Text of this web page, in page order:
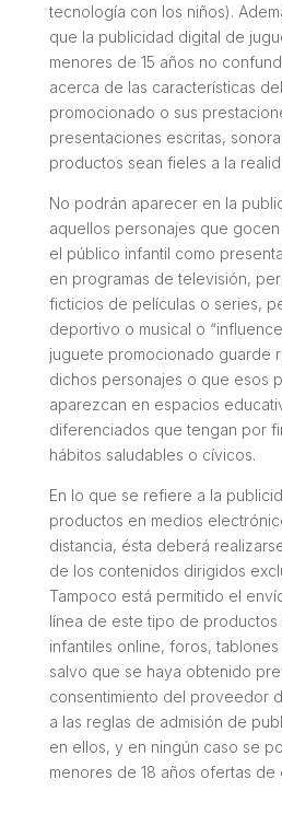
tecnología con los niños).
que la publicidad digital de
menores de 15 años no
acerca de las características
promocionado o sus
presentaciones escritas,
productos sean fieles a la
No podrán aparecer en la
aquellos personajes que
el público infantil como
en programas de televisión,
ficticios de películas o series,
deportivo o musical o “
juguete promocionado guarde
dichos personajes o que esos
aparezcan en espacios
diferenciados que tengan por
hábitos saludables o cívicos.
En lo que se refiere a la
productos en medios
distancia, ésta deberá
de los contenidos dirigidos
Tampoco está permitido el
línea de este tipo de
infantiles online, foros,
salvo que se haya obtenido
consentimiento del proveedor
a las reglas de admisión de
en ellos, y en ningún caso se
menores de 18 años ofertas de